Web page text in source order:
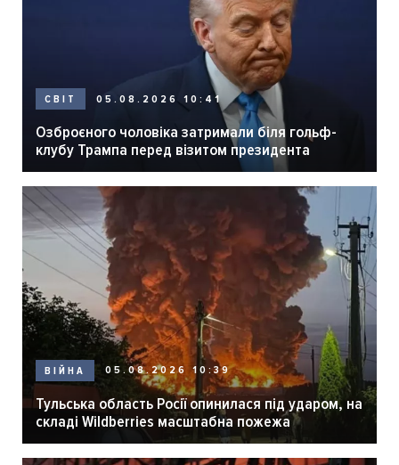
СВІТ 05.08.2026 10:41
Озброєного чоловіка затримали біля гольф-
клубу Трампа перед візитом президента
ВІЙНА 05.08.2026 10:39
Тульська область Росії опинилася під ударом, на
складі Wildberries масштабна пожежа